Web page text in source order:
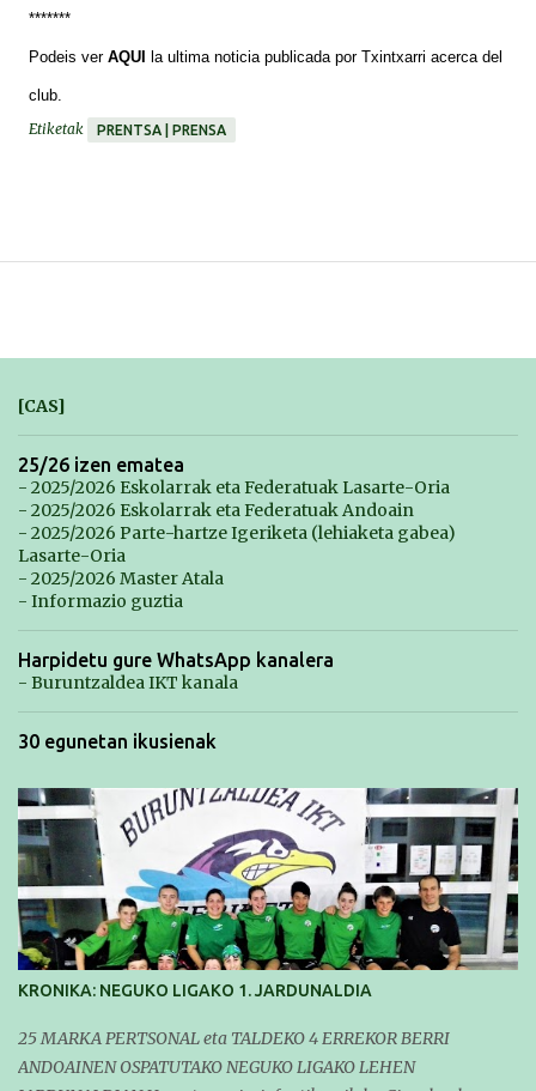
*******
Podeis ver AQUI la ultima noticia publicada por Txintxarri acerca del
club.
Etiketak
PRENTSA | PRENSA
[CAS]
25/26 izen ematea
- 2025/2026 Eskolarrak eta Federatuak Lasarte-Oria
- 2025/2026 Eskolarrak eta Federatuak Andoain
- 2025/2026 Parte-hartze Igeriketa (lehiaketa gabea)
Lasarte-Oria
- 2025/2026 Master Atala
- Informazio guztia
Harpidetu gure WhatsApp kanalera
- Buruntzaldea IKT kanala
30 egunetan ikusienak
KRONIKA: NEGUKO LIGAKO 1. JARDUNALDIA
25 MARKA PERTSONAL eta TALDEKO 4 ERREKOR BERRI
ANDOAINEN OSPATUTAKO NEGUKO LIGAKO LEHEN